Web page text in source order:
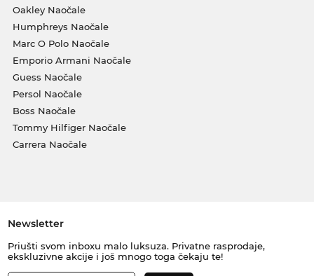
Oakley Naočale
Humphreys Naočale
Marc O Polo Naočale
Emporio Armani Naočale
Guess Naočale
Persol Naočale
Boss Naočale
Tommy Hilfiger Naočale
Carrera Naočale
Newsletter
Priušti svom inboxu malo luksuza. Privatne rasprodaje,
ekskluzivne akcije i još mnogo toga čekaju te!